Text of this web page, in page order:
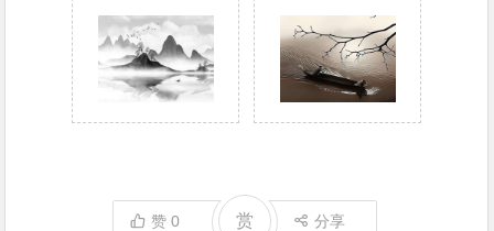
赞0 赏 分享